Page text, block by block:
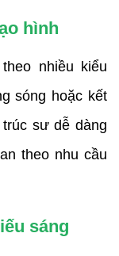
hình
nhiều kiểu
sóng hoặc kết
sư dễ dàng
theo nhu cầu
sáng